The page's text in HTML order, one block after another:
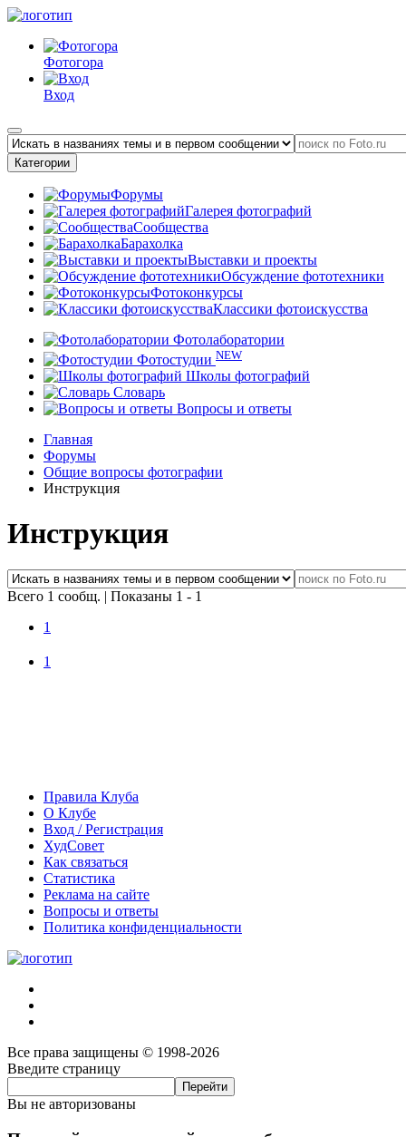
Фотогора
Вход
Категории
Форумы
Галерея фотографий
Сообщества
Барахолка
Выставки и проекты
Обсуждение фототехники
Фотоконкурсы
Классики фотоискусства
Фотолаборатории
Фотостудии NEW
Школы фотографий
Словарь
Вопросы и ответы
Главная
Форумы
Общие вопросы фотографии
Инструкция
Инструкция
Всего 1 сообщ. | Показаны 1 - 1
1
1
Правила Клуба
О Клубе
Вход / Регистрация
ХудСовет
Как связаться
Статистика
Реклама на сайте
Вопросы и ответы
Политика конфиденциальности
Все права защищены © 1998-2026
Введите страницу
Вы не авторизованы